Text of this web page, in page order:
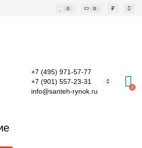
0 0 ₽
+7 (495) 971-57-77
+7 (901) 557-23-31
info@santeh-rynok.ru
0